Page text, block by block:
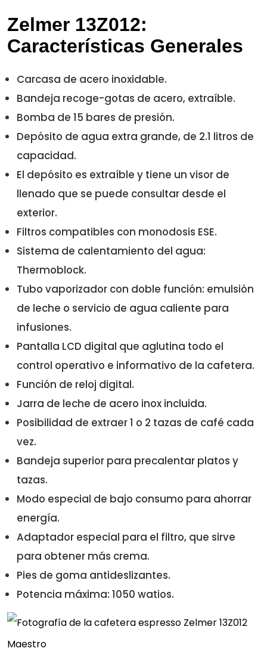
Zelmer 13Z012:
Características Generales
Carcasa de acero inoxidable.
Bandeja recoge-gotas de acero, extraíble.
Bomba de 15 bares de presión.
Depósito de agua extra grande, de 2.1 litros de
capacidad.
El depósito es extraíble y tiene un visor de
llenado que se puede consultar desde el
exterior.
Filtros compatibles con monodosis ESE.
Sistema de calentamiento del agua:
Thermoblock.
Tubo vaporizador con doble función: emulsión
de leche o servicio de agua caliente para
infusiones.
Pantalla LCD digital que aglutina todo el
control operativo e informativo de la cafetera.
Función de reloj digital.
Jarra de leche de acero inox incluida.
Posibilidad de extraer 1 o 2 tazas de café cada
vez.
Bandeja superior para precalentar platos y
tazas.
Modo especial de bajo consumo para ahorrar
energía.
Adaptador especial para el filtro, que sirve
para obtener más crema.
Pies de goma antideslizantes.
Potencia máxima: 1050 watios.